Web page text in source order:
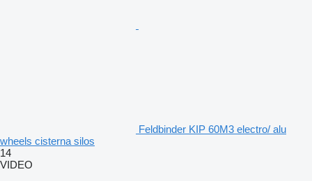
Feldbinder KIP 60M3 electro/ alu
wheels cisterna silos
14
VIDEO